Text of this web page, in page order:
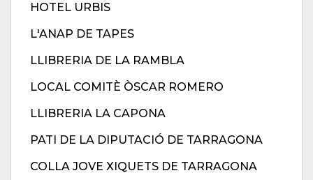
HOTEL URBIS
L'ANAP DE TAPES
LLIBRERIA DE LA RAMBLA
LOCAL COMITÈ ÒSCAR ROMERO
LLIBRERIA LA CAPONA
PATI DE LA DIPUTACIÓ DE TARRAGONA
COLLA JOVE XIQUETS DE TARRAGONA